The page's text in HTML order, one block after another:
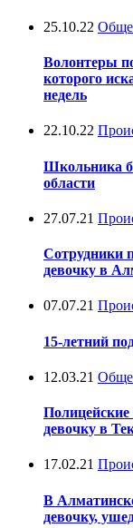
25.10.22
Волонтеры
которого
недель
22.10.22
Школьника
области
27.07.21
Сотрудники
девочку в
07.07.21
15-летний
12.03.21
девочку в
17.02.21
В
девочку,